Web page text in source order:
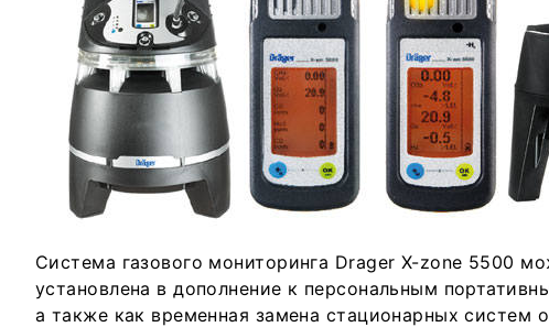
Система газового мониторинга Drager X-zone 5500
установлена в дополнение к персональным
а также как временная замена стационарных систем